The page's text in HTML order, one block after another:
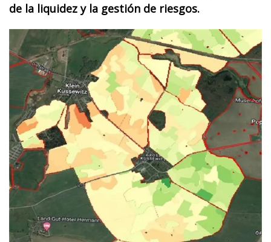
de la liquidez y la gestión de riesgos.